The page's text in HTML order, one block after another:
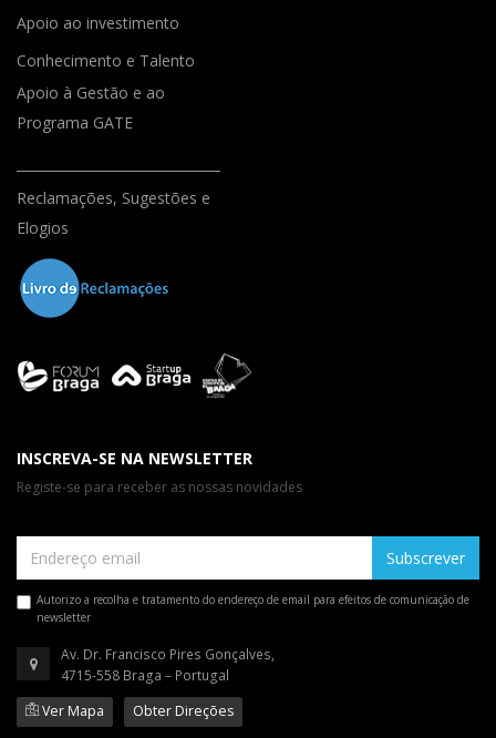
Apoio ao investimento
Conhecimento e Talento
Apoio à Gestão e ao
Programa GATE
Reclamações, Sugestões e
Elogios
INSCREVA-SE NA NEWSLETTER
Registe-se para receber as nossas novidades
Subscrever
Autorizo a recolha e tratamento do endereço de email para efeitos de comunicação de
newsletter
Av. Dr. Francisco Pires Gonçalves,
4715-558 Braga – Portugal
Ver Mapa
Obter Direções